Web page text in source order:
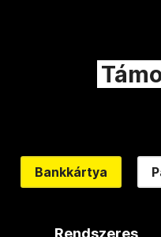
Bankkártya
Rendszeres